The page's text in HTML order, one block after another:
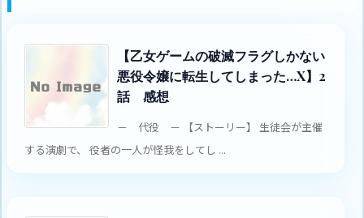
【乙女ゲームの破滅フラグしかない
悪役令嬢に転生してしまった…X】2
話 感想
－ 代役 － 【ストーリー】 生徒会が主催
する演劇で、 役者の一人が怪我をしてし ...